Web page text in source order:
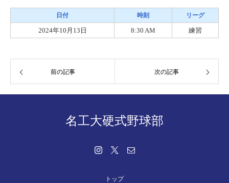
日付 時刻 リーグ
2024年10月13日 8:30 AM 練習
前の記事 次の記事
名工大硬式野球部
トップ